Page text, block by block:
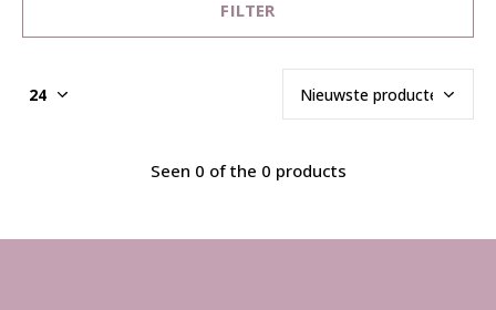
FILTER
Seen 0 of the 0 products